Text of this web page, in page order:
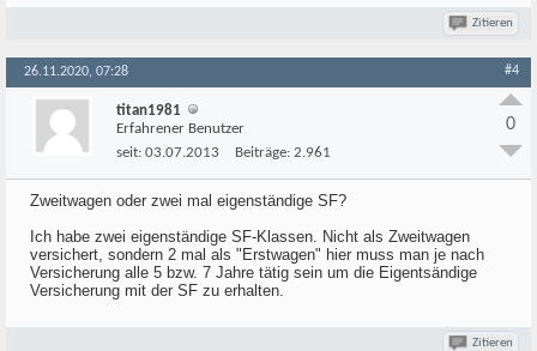
Zitieren
26.11.2020, 07:28 #4
titan1981
Erfahrener Benutzer
seit: 03.07.2013 Beiträge: 2.961
0
Zweitwagen oder zwei mal eigenständige SF?
Ich habe zwei eigenständige SF-Klassen. Nicht als Zweitwagen
versichert, sondern 2 mal als "Erstwagen" hier muss man je nach
Versicherung alle 5 bzw. 7 Jahre tätig sein um die Eigentsändige
Versicherung mit der SF zu erhalten.
Zitieren